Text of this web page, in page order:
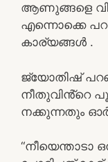
ആണുങ്ങളെ
എന്നൊക്കെ
കാര്യങ്ങൾ .
ജ്യോതിഷ്
നീതുവിൻ്റെ
നക്കുന്നതും
“നീയെന്താടാ